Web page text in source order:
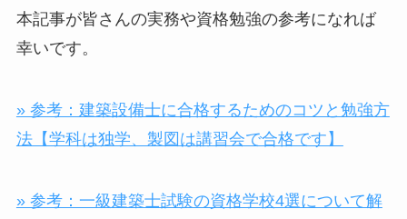
本記事が皆さんの実務や資格勉強の参考になれば
幸いです。
» 参考：建築設備士に合格するためのコツと勉強方
法【学科は独学、製図は講習会で合格です】
» 参考：一級建築士試験の資格学校4選について解